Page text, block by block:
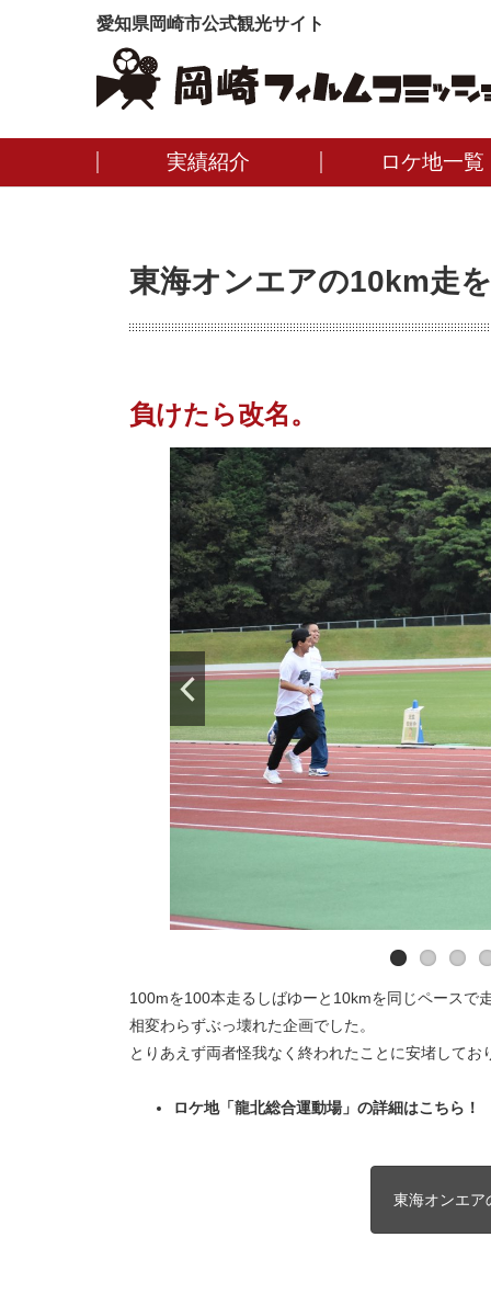
愛知県岡崎市公式観光サイト
実績紹介 ロケ地一覧
東海オンエアの10km走
負けたら改名。
100mを100本走るしばゆーと10kmを同じペースで
相変わらずぶっ壊れた企画でした。
とりあえず両者怪我なく終われたことに安堵してお
ロケ地「龍北総合運動場」の詳細はこちら！
東海オンエア